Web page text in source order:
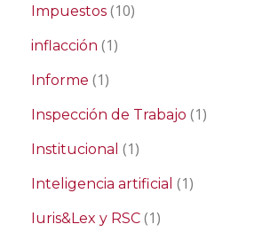
Impuestos (10)
inflacción (1)
Informe (1)
Inspección de Trabajo (1)
Institucional (1)
Inteligencia artificial (1)
Iuris&Lex y RSC (1)